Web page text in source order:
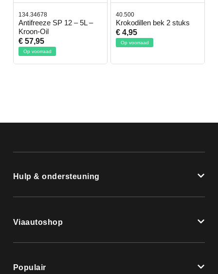
134.34678
Antifreeze SP 12 – 5L –
Kroon-Oil
€ 57,95
Op voorraad
40.500
Krokodillen bek 2 stuks
€ 4,95
Op voorraad
Hulp & ondersteuning
Viaautoshop
Populair